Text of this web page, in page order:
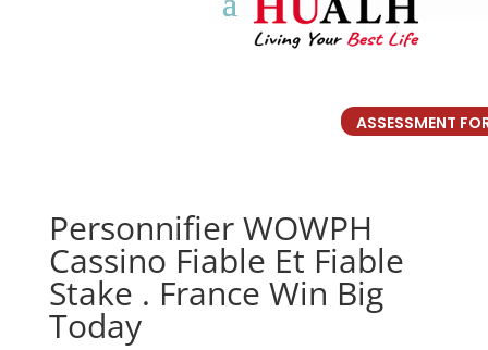
ASSESSMENT
Personnifier WOWPH
Cassino Fiable Et Fiable
Stake . France Win Big
Today